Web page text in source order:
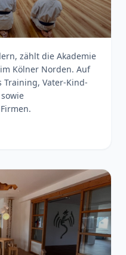
zählt die Akademie
Kölner Norden. Auf
Training, Vater-Kind-